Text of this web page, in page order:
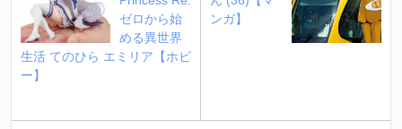
ゼロから始
める異世界
生活 てのひら エミリア【ホビ
ー】
ンガ】